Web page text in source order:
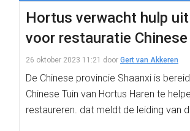
Hortus verwacht hulp
voor restauratie Chinese
26 oktober 2023 11:21 door Gert van Akkeren
De Chinese provincie Shaanxi is
Chinese Tuin van Hortus Haren te
restaureren. dat meldt de leiding van